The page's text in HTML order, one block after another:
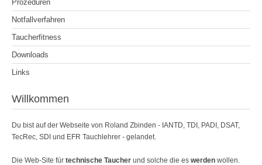
Prozeduren
Notfallverfahren
Taucherfitness
Downloads
Links
Willkommen
Du bist auf der Webseite von Roland Zbinden - IANTD, TDI, PADI, DSAT,
TecRec, SDI und EFR Tauchlehrer - gelandet.
Die Web-Site für technische Taucher und solche die es werden wollen.